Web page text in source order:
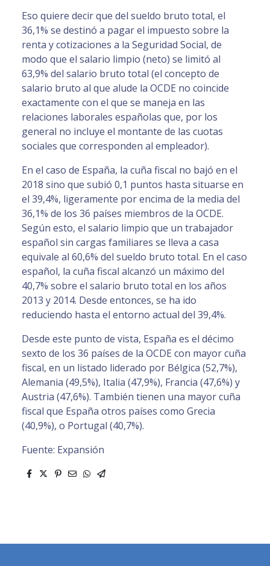
Eso quiere decir que del sueldo bruto total, el
36,1% se destinó a pagar el impuesto sobre la
renta y cotizaciones a la Seguridad Social, de
modo que el salario limpio (neto) se limitó al
63,9% del salario bruto total (el concepto de
salario bruto al que alude la OCDE no coincide
exactamente con el que se maneja en las
relaciones laborales españolas que, por los
general no incluye el montante de las cuotas
sociales que corresponden al empleador).
En el caso de España, la cuña fiscal no bajó en el
2018 sino que subió 0,1 puntos hasta situarse en
el 39,4%, ligeramente por encima de la media del
36,1% de los 36 países miembros de la OCDE.
Según esto, el salario limpio que un trabajador
español sin cargas familiares se lleva a casa
equivale al 60,6% del sueldo bruto total. En el caso
español, la cuña fiscal alcanzó un máximo del
40,7% sobre el salario bruto total en los años
2013 y 2014. Desde entonces, se ha ido
reduciendo hasta el entorno actual del 39,4%.
Desde este punto de vista, España es el décimo
sexto de los 36 países de la OCDE con mayor cuña
fiscal, en un listado liderado por Bélgica (52,7%),
Alemania (49,5%), Italia (47,9%), Francia (47,6%) y
Austria (47,6%). También tienen una mayor cuña
fiscal que España otros países como Grecia
(40,9%), o Portugal (40,7%).
Fuente: Expansión